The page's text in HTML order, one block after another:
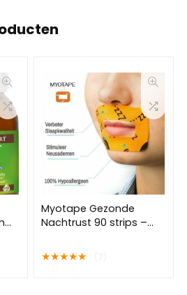
Myotape Gezonde
Nachtrust 90 strips –
Ademhaling – Diepe
Slaap – Astma &
★★★★★